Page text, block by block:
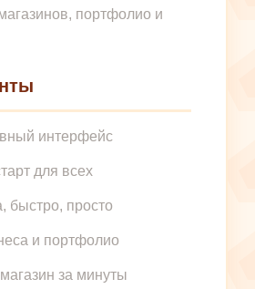
портфолио и
интерфейс
для всех
быстро, просто
и портфолио
за минуты